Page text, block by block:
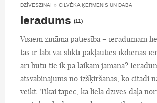
DZĪVESZIŅAI » CILVĒKA ĶERMENIS UN DABA
Ieradums (11)
Visiem zināma patiesība – ieradumam
tas ir labi vai slikti pakļauties ikdienas
arī būtu tie ik pa laikam jāmana?
atsvabinājums no izšķiršanās, ko citādi
veikt. Tikai tāpēc, ka liela dzīves daļa